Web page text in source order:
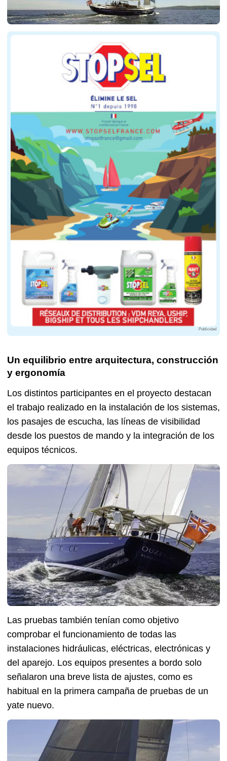
Publicidad
Un equilibrio entre arquitectura, construcción
y ergonomía
Los distintos participantes en el proyecto destacan
el trabajo realizado en la instalación de los sistemas,
los pasajes de escucha, las líneas de visibilidad
desde los puestos de mando y la integración de los
equipos técnicos.
Las pruebas también tenían como objetivo
comprobar el funcionamiento de todas las
instalaciones hidráulicas, eléctricas, electrónicas y
del aparejo. Los equipos presentes a bordo solo
señalaron una breve lista de ajustes, como es
habitual en la primera campaña de pruebas de un
yate nuevo.